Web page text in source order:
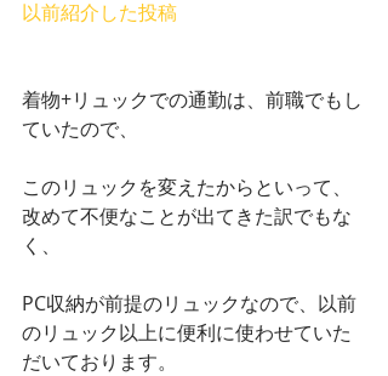
以前紹介した投稿
着物+リュックでの通勤は、前職でもし
ていたので、
このリュックを変えたからといって、
改めて不便なことが出てきた訳でもな
く、
PC収納が前提のリュックなので、以前
のリュック以上に便利に使わせていた
だいております。